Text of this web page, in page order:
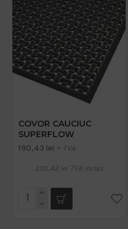
COVOR CAUCIUC
SUPERFLOW
190,43 lei + TVA
230,42 lei TVA inclus